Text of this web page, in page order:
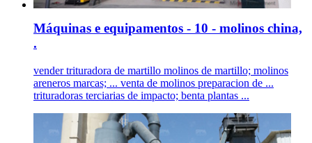
Máquinas e equipamentos - 10 - molinos china,
.
vender trituradora de martillo molinos de martillo; molinos
areneros marcas; ... venta de molinos preparacion de ...
trituradoras terciarias de impacto; benta plantas ...